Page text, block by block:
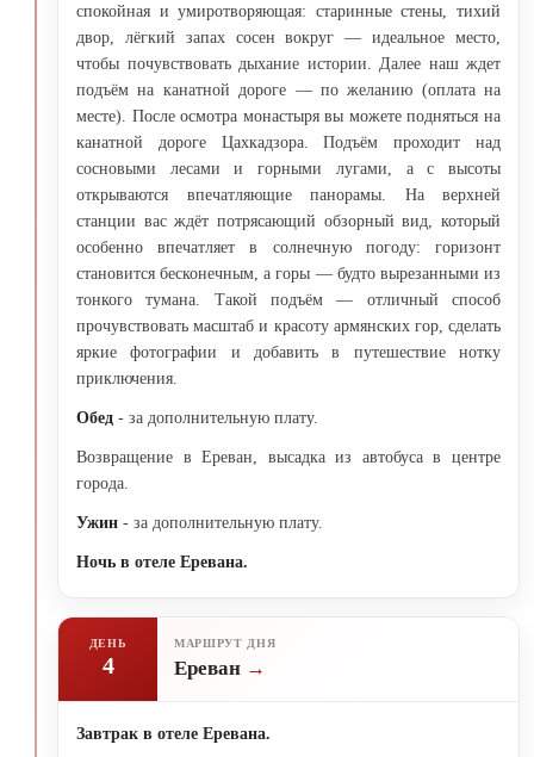
спокойная и умиротворяющая: старинные стены, тихий
двор, лёгкий запах сосен вокруг — идеальное место,
чтобы почувствовать дыхание истории. Далее наш ждет
подъём на канатной дороге — по желанию (оплата на
месте). После осмотра монастыря вы можете подняться на
канатной дороге Цахкадзора. Подъём проходит над
сосновыми лесами и горными лугами, а с высоты
открываются впечатляющие панорамы. На верхней
станции вас ждёт потрясающий обзорный вид, который
особенно впечатляет в солнечную погоду: горизонт
становится бесконечным, а горы — будто вырезанными из
тонкого тумана. Такой подъём — отличный способ
прочувствовать масштаб и красоту армянских гор, сделать
яркие фотографии и добавить в путешествие нотку
приключения.
Обед - за дополнительную плату.
Возвращение в Ереван, высадка из автобуса в центре
города.
Ужин - за дополнительную плату.
Ночь в отеле Еревана.
ДЕНЬ
4
МАРШРУТ ДНЯ
Ереван
Завтрак в отеле Еревана.